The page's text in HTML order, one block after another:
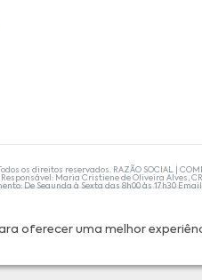
oferecer uma melhor
os direitos reservados. RAZÃO SOCIAL |
Maria Cristiene de Oliveira Alves,
De Segunda à Sexta das 8h00 às 17h30
e, de forma alguma, substituem as
o tratamento adequado. Se os sintomas
para que você possa realizar suas
estão sujeitos à confirmação da